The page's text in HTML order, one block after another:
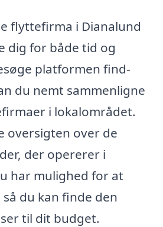
flyttefirma i Dianalund
dig for både tid og
platformen find-
du nemt sammenligne
i lokalområdet.
oversigten over de
der opererer i
har mulighed for at
du kan finde den
til dit budget.